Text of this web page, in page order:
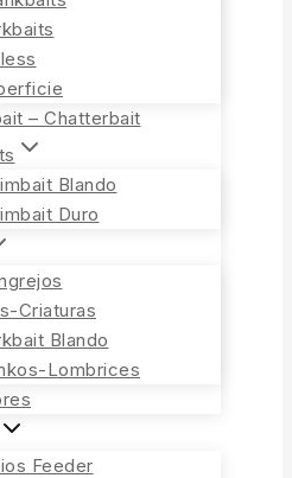
– Chatterbait
Blando
Duro
Criaturas
Blando
Lombrices
Feeder